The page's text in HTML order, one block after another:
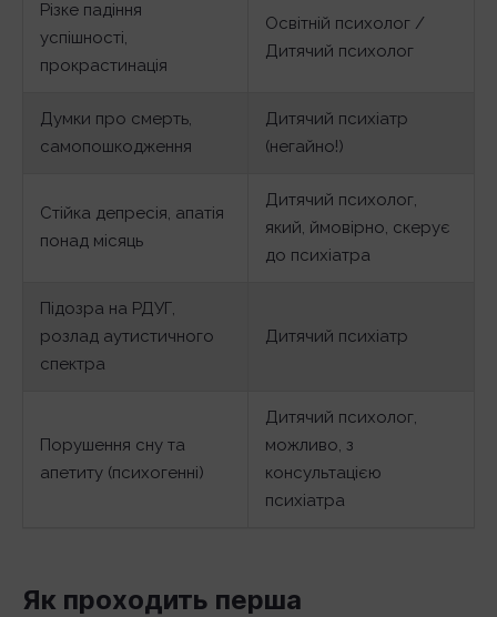
Різке падіння
успішності,
прокрастинація
Освітній психолог /
Дитячий психолог
Думки про смерть,
самопошкодження
Дитячий психіатр
(негайно!)
Стійка депресія, апатія
понад місяць
Дитячий психолог,
який, ймовірно, скерує
до психіатра
Підозра на РДУГ,
розлад аутистичного
спектра
Дитячий психіатр
Порушення сну та
апетиту (психогенні)
Дитячий психолог,
можливо, з
консультацією
психіатра
Як проходить перша